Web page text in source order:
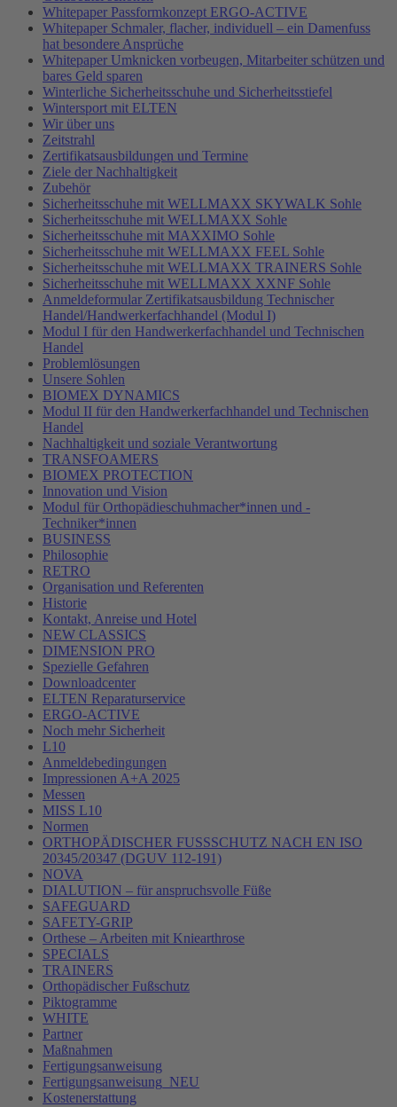
Whitepaper Passformkonzept ERGO-ACTIVE
Whitepaper Schmaler, flacher, individuell – ein Damenfuss
hat besondere Ansprüche
Whitepaper Umknicken vorbeugen, Mitarbeiter schützen und
bares Geld sparen
Winterliche Sicherheitsschuhe und Sicherheitsstiefel
Wintersport mit ELTEN
Wir über uns
Zeitstrahl
Zertifikatsausbildungen und Termine
Ziele der Nachhaltigkeit
Zubehör
Sicherheitsschuhe mit WELLMAXX SKYWALK Sohle
Sicherheitsschuhe mit WELLMAXX Sohle
Sicherheitsschuhe mit MAXXIMO Sohle
Sicherheitsschuhe mit WELLMAXX FEEL Sohle
Sicherheitsschuhe mit WELLMAXX TRAINERS Sohle
Sicherheitsschuhe mit WELLMAXX XXNF Sohle
Anmeldeformular Zertifikatsausbildung Technischer
Handel/Handwerkerfachhandel (Modul I)
Modul I für den Handwerkerfachhandel und Technischen
Handel
Problemlösungen
Unsere Sohlen
BIOMEX DYNAMICS
Modul II für den Handwerkerfachhandel und Technischen
Handel
Nachhaltigkeit und soziale Verantwortung
TRANSFOAMERS
BIOMEX PROTECTION
Innovation und Vision
Modul für Orthopädieschuhmacher*innen und -
Techniker*innen
BUSINESS
Philosophie
RETRO
Organisation und Referenten
Historie
Kontakt, Anreise und Hotel
NEW CLASSICS
DIMENSION PRO
Spezielle Gefahren
Downloadcenter
ELTEN Reparaturservice
ERGO-ACTIVE
Noch mehr Sicherheit
L10
Anmeldebedingungen
Impressionen A+A 2025
Messen
MISS L10
Normen
ORTHOPÄDISCHER FUSSSCHUTZ NACH EN ISO
20345/20347 (DGUV 112-191)
NOVA
DIALUTION – für anspruchsvolle Füße
SAFEGUARD
SAFETY-GRIP
Orthese – Arbeiten mit Kniearthrose
SPECIALS
TRAINERS
Orthopädischer Fußschutz
Piktogramme
WHITE
Partner
Maßnahmen
Fertigungsanweisung
Fertigungsanweisung_NEU
Kostenerstattung